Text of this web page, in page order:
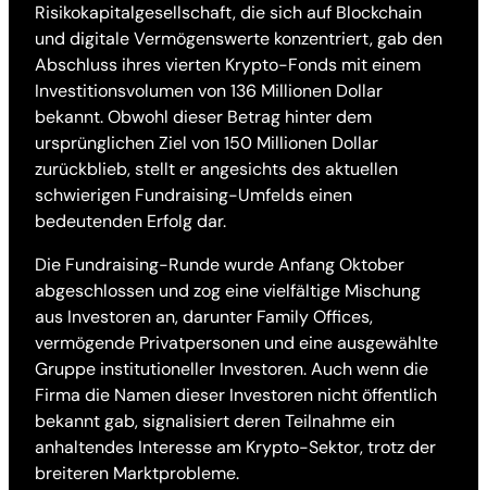
Risikokapitalgesellschaft, die sich auf Blockchain
und digitale Vermögenswerte konzentriert, gab den
Abschluss ihres vierten Krypto-Fonds mit einem
Investitionsvolumen von 136 Millionen Dollar
bekannt. Obwohl dieser Betrag hinter dem
ursprünglichen Ziel von 150 Millionen Dollar
zurückblieb, stellt er angesichts des aktuellen
schwierigen Fundraising-Umfelds einen
bedeutenden Erfolg dar.
Die Fundraising-Runde wurde Anfang Oktober
abgeschlossen und zog eine vielfältige Mischung
aus Investoren an, darunter Family Offices,
vermögende Privatpersonen und eine ausgewählte
Gruppe institutioneller Investoren. Auch wenn die
Firma die Namen dieser Investoren nicht öffentlich
bekannt gab, signalisiert deren Teilnahme ein
anhaltendes Interesse am Krypto-Sektor, trotz der
breiteren Marktprobleme.